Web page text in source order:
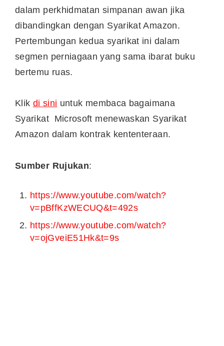
dalam perkhidmatan simpanan awan jika
dibandingkan dengan Syarikat Amazon.
Pertembungan kedua syarikat ini dalam
segmen perniagaan yang sama ibarat buku
bertemu ruas.
Klik di sini untuk membaca bagaimana
Syarikat Microsoft menewaskan Syarikat
Amazon dalam kontrak kententeraan.
Sumber Rujukan:
https://www.youtube.com/watch?
v=pBffKzWECUQ&t=492s
https://www.youtube.com/watch?
v=ojGveiE51Hk&t=9s